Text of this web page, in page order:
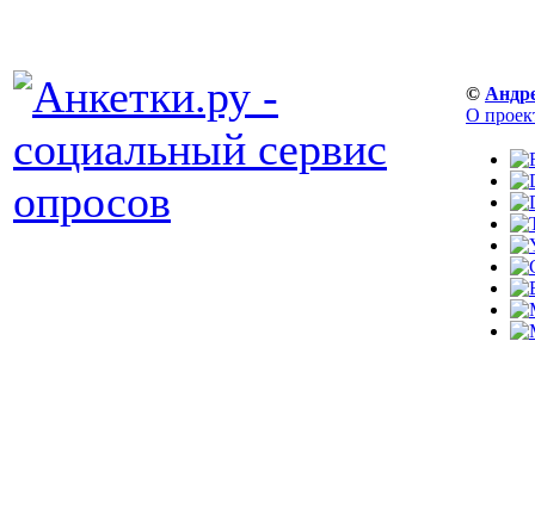
©
О